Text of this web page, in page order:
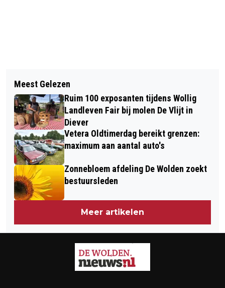
ZOMERSE ACTIVITEITEN IN DE
BIBLIOTHEKEN
ASN BANK ZOEKT TOEKOMSTMAKERS
UIT DRENTHE VOOR DE ASN GOUDEN
EEKHOORN AWARDS
Meest Gelezen
Ruim 100 exposanten tijdens Wollig
Landleven Fair bij molen De Vlijt in
Diever
Vetera Oldtimerdag bereikt grenzen:
maximum aan aantal auto's
Zonnebloem afdeling De Wolden zoekt
bestuursleden
Meer artikelen